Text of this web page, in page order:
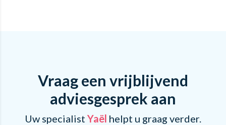
Vraag een vrijblijvend
adviesgesprek aan
Uw specialist Yaël helpt u graag verder.